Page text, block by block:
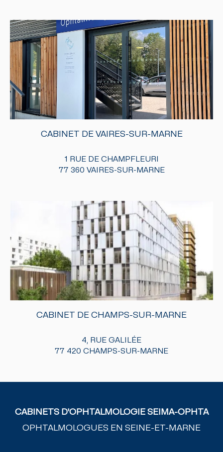
CABINET DE VAIRES-SUR-MARNE
1 RUE DE CHAMPFLEURI
77 360 VAIRES-SUR-MARNE
CABINET DE CHAMPS-SUR-MARNE
4, RUE GALILÉE
77 420 CHAMPS-SUR-MARNE
CABINETS D'OPHTALMOLOGIE SEIMA-OPHTA
OPHTALMOLOGUES EN SEINE-ET-MARNE